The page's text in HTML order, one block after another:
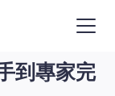
到專家完